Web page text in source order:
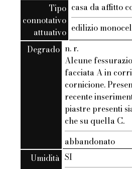
Tipo
connotativo
attuativo
casa da affitto
edilizio
Degrado n. r.
Alcune
facciata A in
cornicione.
recente
piastre presenti
che su quella C.
abbandonato
Umidità SI